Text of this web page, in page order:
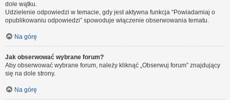
dole wątku.
Udzielenie odpowiedzi w temacie, gdy jest aktywna funkcja “Powiadamiaj o
opublikowaniu odpowiedzi” spowoduje włączenie obserwowania tematu.
Na górę
Jak obserwować wybrane forum?
Aby obserwować wybrane forum, należy kliknąć „Obserwuj forum” znajdujący
się na dole strony.
Na górę